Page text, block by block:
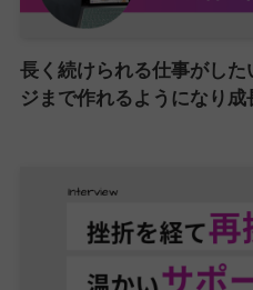
長く続けられる仕事がし
ジまで作れるようになり成